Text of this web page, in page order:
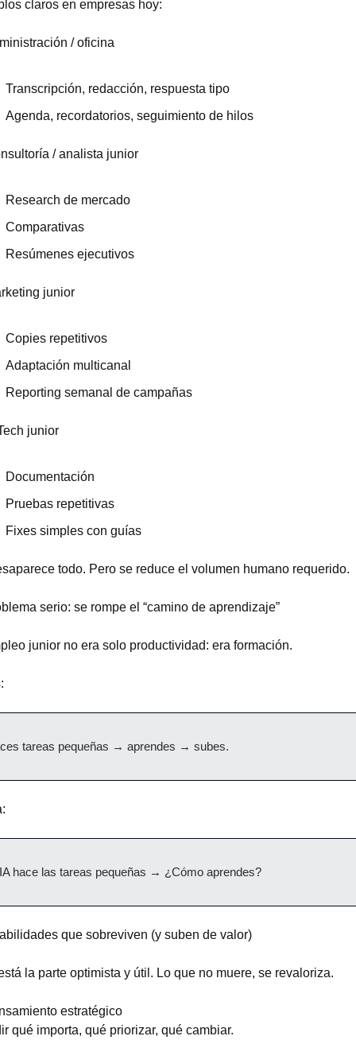
claros en empresas hoy:
/ oficina
Transcripción, redacción, respuesta tipo
Agenda, recordatorios, seguimiento de hilos
/ analista junior
Research de mercado
Comparativas
Resúmenes ejecutivos
junior
Copies repetitivos
Adaptación multicanal
Reporting semanal de campañas
junior
Documentación
Pruebas repetitivas
Fixes simples con guías
todo. Pero se reduce el volumen humano requerido.
serio: se rompe el “camino de aprendizaje”
junior no era solo productividad: era formación.
tareas pequeñas → aprendes → subes.
hace las tareas pequeñas → ¿Cómo aprendes?
que sobreviven (y suben de valor)
la parte optimista y útil. Lo que no muere, se revaloriza.
estratégico
qué importa, qué priorizar, qué cambiar.